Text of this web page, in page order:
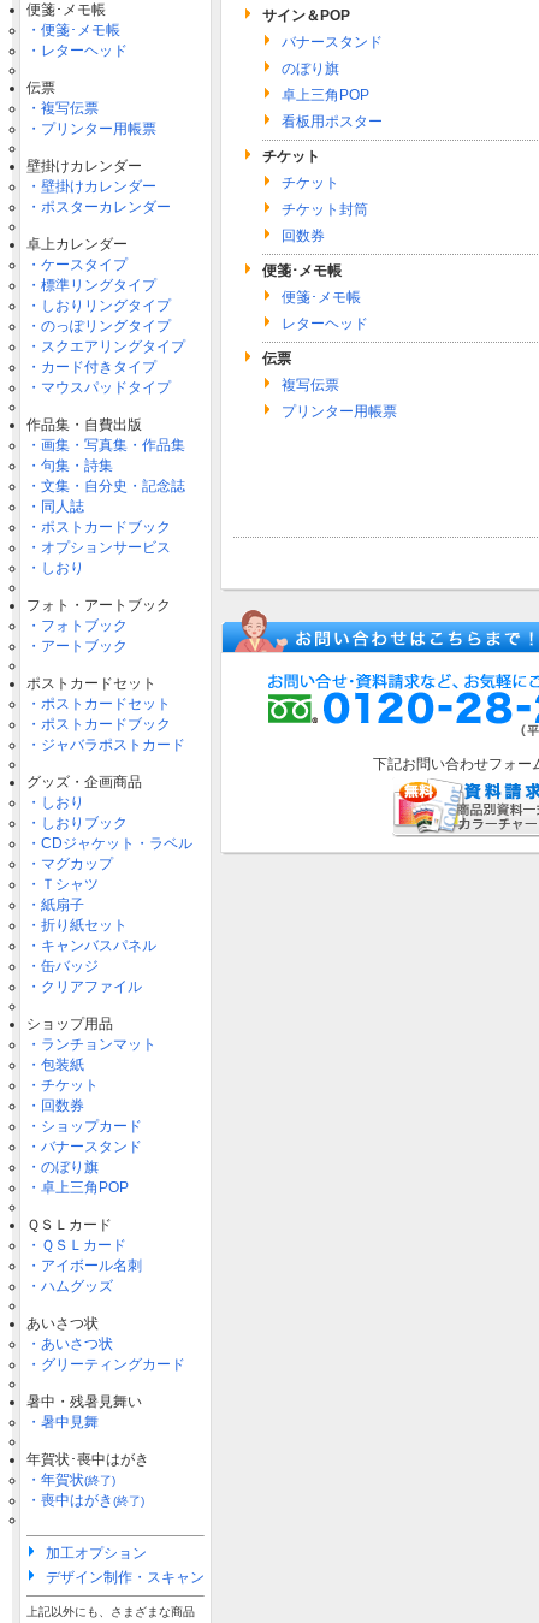
便箋･メモ帳
・便箋･メモ帳
・レターヘッド
伝票
・複写伝票
・プリンター用帳票
壁掛けカレンダー
・壁掛けカレンダー
・ポスターカレンダー
卓上カレンダー
・ケースタイプ
・標準リングタイプ
・しおりリングタイプ
・のっぽリングタイプ
・スクエアリングタイプ
・カード付きタイプ
・マウスパッドタイプ
作品集・自費出版
・画集・写真集・作品集
・句集・詩集
・文集・自分史・記念誌
・同人誌
・ポストカードブック
・オプションサービス
・しおり
フォト・アートブック
・フォトブック
・アートブック
ポストカードセット
・ポストカードセット
・ポストカードブック
・ジャバラポストカード
グッズ・企画商品
・しおり
・しおりブック
・CDジャケット・ラベル
・マグカップ
・Ｔシャツ
・紙扇子
・折り紙セット
・キャンバスパネル
・缶バッジ
・クリアファイル
ショップ用品
・ランチョンマット
・包装紙
・チケット
・回数券
・ショップカード
・バナースタンド
・のぼり旗
・卓上三角POP
ＱＳＬカード
・ＱＳＬカード
・アイボール名刺
・ハムグッズ
あいさつ状
・あいさつ状
・グリーティングカード
暑中・残暑見舞い
・暑中見舞
年賀状･喪中はがき
・年賀状(終了)
・喪中はがき(終了)
加工オプション
デザイン制作・スキャン
上記以外にも、さまざまな商品
サイン＆POP
バナースタンド
のぼり旗
卓上三角POP
看板用ポスター
チケット
チケット
チケット封筒
回数券
便箋･メモ帳
便箋･メモ帳
レターヘッド
伝票
複写伝票
プリンター用帳票
下記お問い合わせフォー